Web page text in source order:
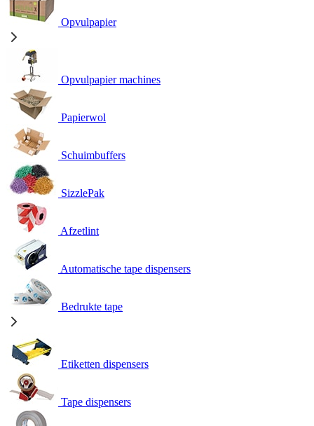
Opvulpapier
Opvulpapier machines
Papierwol
Schuimbuffers
SizzlePak
Afzetlint
Automatische tape dispensers
Bedrukte tape
Etiketten dispensers
Tape dispensers